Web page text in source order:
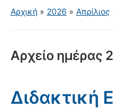
για
Αρχική» 2026 » Απρίλιος
Αρχείο ημέρας
Διδακτική